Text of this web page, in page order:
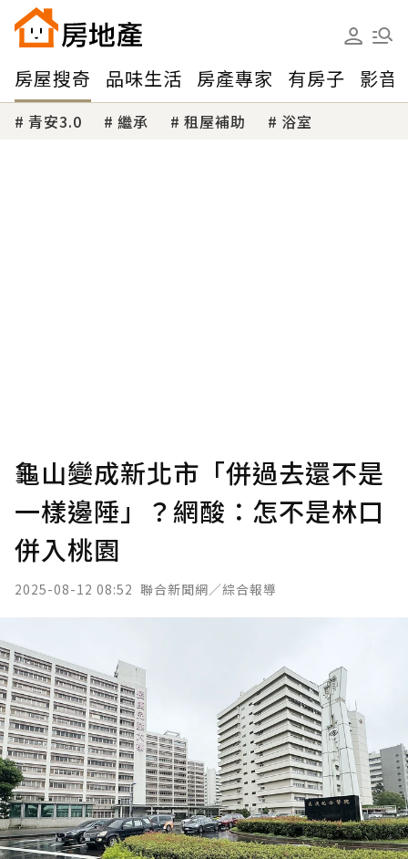
房屋搜奇 品味生活 房產專家 有房子 影音
青安3.0 繼承 租屋補助 浴室
龜山變成新北市「併過去還不是
一樣邊陲」？網酸：怎不是林口
併入桃園
2025-08-12 08:52 聯合新聞網／綜合報導